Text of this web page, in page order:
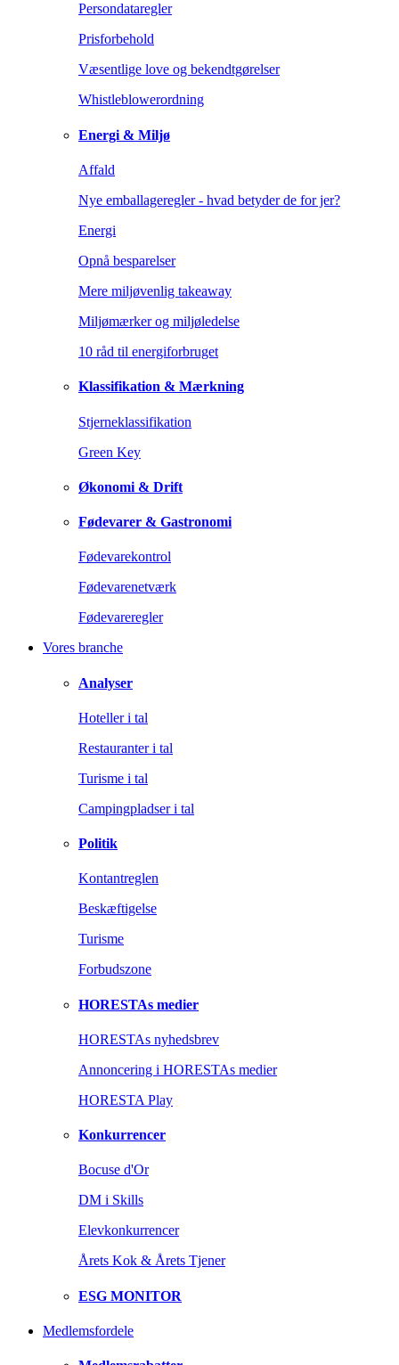
Persondataregler
Prisforbehold
Væsentlige love og bekendtgørelser
Whistleblowerordning
Energi & Miljø
Affald
Nye emballageregler - hvad betyder de for jer?
Energi
Opnå besparelser
Mere miljøvenlig takeaway
Miljømærker og miljøledelse
10 råd til energiforbruget
Klassifikation & Mærkning
Stjerneklassifikation
Green Key
Økonomi & Drift
Fødevarer & Gastronomi
Fødevarekontrol
Fødevarenetværk
Fødevareregler
Vores branche
Analyser
Hoteller i tal
Restauranter i tal
Turisme i tal
Campingpladser i tal
Politik
Kontantreglen
Beskæftigelse
Turisme
Forbudszone
HORESTAs medier
HORESTAs nyhedsbrev
Annoncering i HORESTAs medier
HORESTA Play
Konkurrencer
Bocuse d'Or
DM i Skills
Elevkonkurrencer
Årets Kok & Årets Tjener
ESG MONITOR
Medlemsfordele